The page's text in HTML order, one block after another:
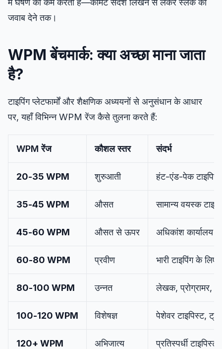
में घर्षण को कम करती है—कमिट संदेश लिखने से लेकर स्लैक का
जवाब देने तक।
WPM बेंचमार्क: क्या अच्छा माना जाता
है?
टाइपिंग प्लेटफार्मों और शैक्षणिक अध्ययनों से अनुसंधान के आधार
पर, यहाँ विभिन्न WPM रेंज कैसे तुलना करते हैं:
WPM रेंज कौशल स्तर संदर्भ
20-35 WPM शुरुआती हंट-एंड-पेक
35-45 WPM औसत सामान्य वयस्क
45-60 WPM औसत से ऊपर अधिकांश कार्यालय
60-80 WPM प्रवीण भारी टाइपिंग के
80-100 WPM उन्नत लेखक, प्रोग्रामर,
100-120 WPM विशेषज्ञ पेशेवर टाइपिस्ट,
120+ WPM अभिजात्य प्रतिस्पर्धी